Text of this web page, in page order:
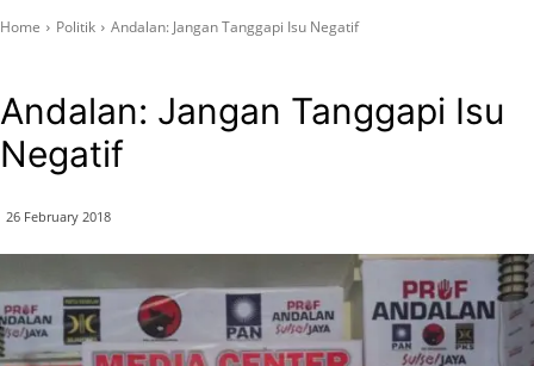
Home Politik Andalan: Jangan Tanggapi Isu Negatif
Andalan: Jangan Tanggapi Isu
Negatif
26 February 2018